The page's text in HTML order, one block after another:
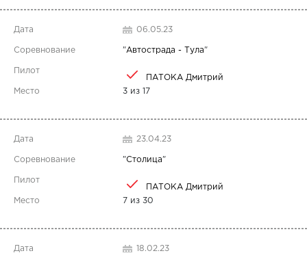
06.05.23
"Автострада - Тула"
ПАТОКА Дмитрий
3 из 17
23.04.23
"Столица"
ПАТОКА Дмитрий
7 из 30
18.02.23